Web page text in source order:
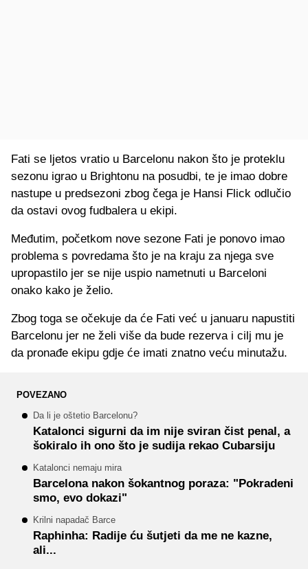
Fati se ljetos vratio u Barcelonu nakon što je proteklu
sezonu igrao u Brightonu na posudbi, te je imao dobre
nastupe u predsezoni zbog čega je Hansi Flick odlučio
da ostavi ovog fudbalera u ekipi.
Međutim, početkom nove sezone Fati je ponovo imao
problema s povredama što je na kraju za njega sve
upropastilo jer se nije uspio nametnuti u Barceloni
onako kako je želio.
Zbog toga se očekuje da će Fati već u januaru napustiti
Barcelonu jer ne želi više da bude rezerva i cilj mu je
da pronađe ekipu gdje će imati znatno veću minutažu.
POVEZANO
Da li je oštetio Barcelonu?
Katalonci sigurni da im nije sviran čist penal, a
šokiralo ih ono što je sudija rekao Cubarsiju
Katalonci nemaju mira
Barcelona nakon šokantnog poraza: "Pokradeni
smo, evo dokazi"
Krilni napadač Barce
Raphinha: Radije ću šutjeti da me ne kazne,
ali...